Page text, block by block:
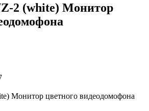
2 (white) Монитор
Монитор цветного видеодомофона